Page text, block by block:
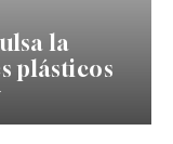
la
plásticos